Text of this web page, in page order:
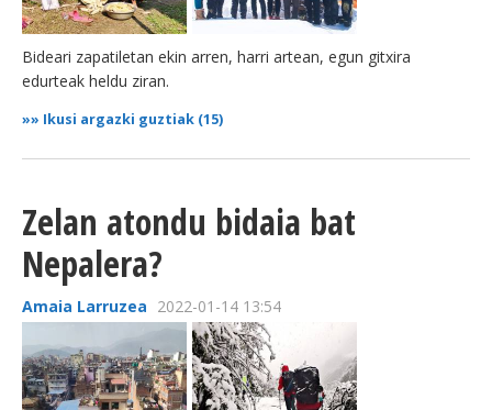
Bideari zapatiletan ekin arren, harri artean, egun gitxira
edurteak heldu ziran.
»» Ikusi argazki guztiak (15)
Zelan atondu bidaia bat
Nepalera?
Amaia Larruzea 2022-01-14 13:54